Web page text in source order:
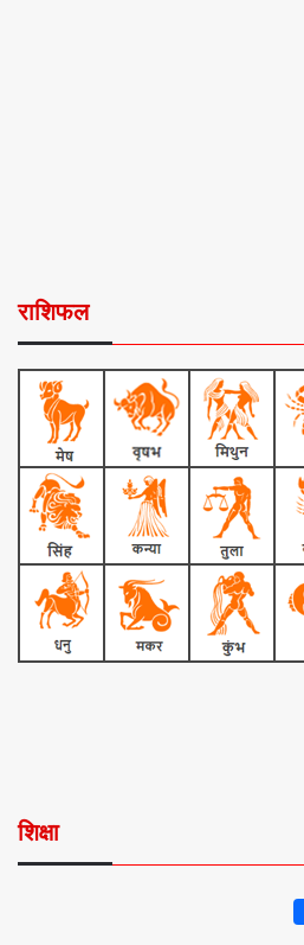
राशिफल
शिक्षा